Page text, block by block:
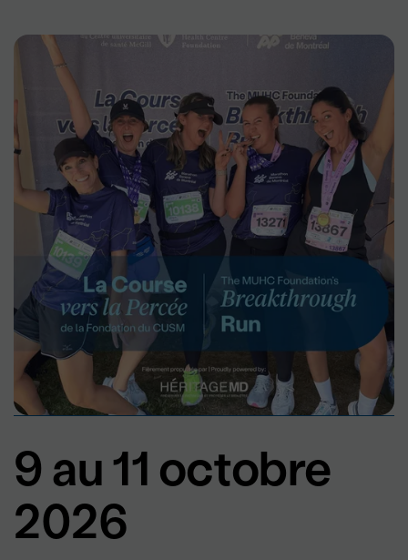
9 au 11 octobre
2026